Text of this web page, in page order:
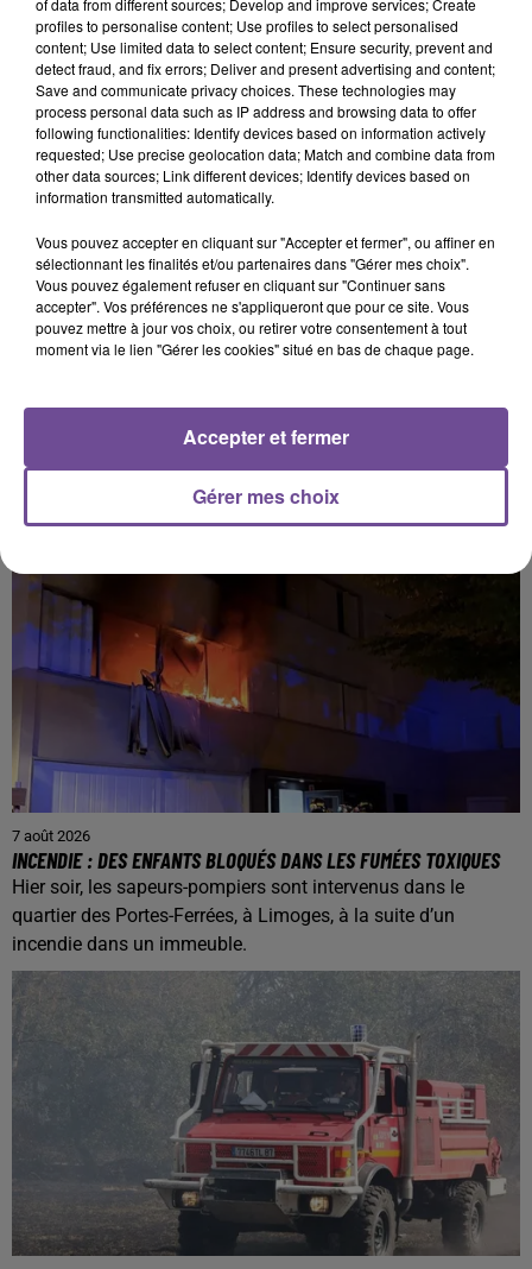
Cet élément est masqué compte-tenu du refus du
dépôt de cookies que vous avez exprimé. Si vous
souhaitez l'afficher, merci de nous donner votre accord
en cliquant sur le bouton ci-dessous.
Afficher l'élément
PRÈS DE CHEZ VOUS
7 août 2026
INCENDIE : DES ENFANTS BLOQUÉS DANS LES FUMÉES TOXIQUES
Hier soir, les sapeurs-pompiers sont intervenus dans le
quartier des Portes-Ferrées, à Limoges, à la suite d’un
incendie dans un immeuble.
profiles to personalise content; Use profiles to select personalised
content; Use limited data to select content; Ensure security, prevent and
detect fraud, and fix errors; Deliver and present advertising and content;
Save and communicate privacy choices. These technologies may
process personal data such as IP address and browsing data to offer
following functionalities: Identify devices based on information actively
requested; Use precise geolocation data; Match and combine data from
other data sources; Link different devices; Identify devices based on
information transmitted automatically.
Vous pouvez accepter en cliquant sur "Accepter et fermer", ou affiner en
sélectionnant les finalités et/ou partenaires dans "Gérer mes choix".
Vous pouvez également refuser en cliquant sur "Continuer sans
accepter". Vos préférences ne s'appliqueront que pour ce site. Vous
pouvez mettre à jour vos choix, ou retirer votre consentement à tout
moment via le lien "Gérer les cookies" situé en bas de chaque page.
Gérer mes choix
Accepter et fermer